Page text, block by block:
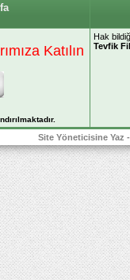
Katılın
Hak
Tevfik
Site Yöneticisine Yaz